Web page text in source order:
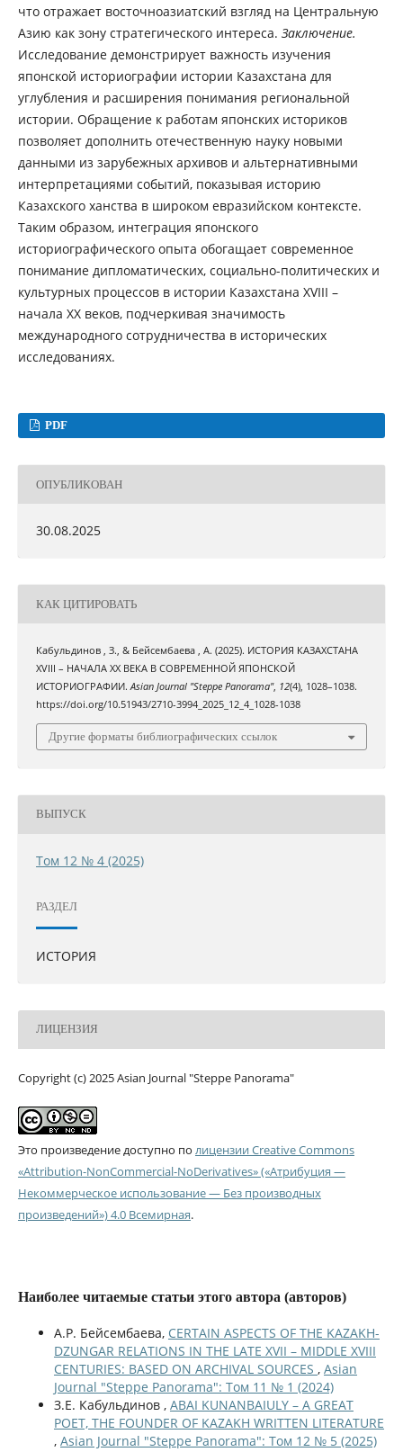
что отражает восточноазиатский взгляд на Центральную
Азию как зону стратегического интереса. Заключение.
Исследование демонстрирует важность изучения
японской историографии истории Казахстана для
углубления и расширения понимания региональной
истории. Обращение к работам японских историков
позволяет дополнить отечественную науку новыми
данными из зарубежных архивов и альтернативными
интерпретациями событий, показывая историю
Казахского ханства в широком евразийском контексте.
Таким образом, интеграция японского
историографического опыта обогащает современное
понимание дипломатических, социально-политических и
культурных процессов в истории Казахстана XVIII –
начала XX веков, подчеркивая значимость
международного сотрудничества в исторических
исследованиях.
PDF
ОПУБЛИКОВАН
30.08.2025
КАК ЦИТИРОВАТЬ
Кабульдинов , З., & Бейсембаева , А. (2025). ИСТОРИЯ КАЗАХСТАНА
XVIII – НАЧАЛА ХХ ВЕКА В СОВРЕМЕННОЙ ЯПОНСКОЙ
ИСТОРИОГРАФИИ.Asian Journal "Steppe Panorama", 12(4), 1028–1038.
https://doi.org/10.51943/2710-3994_2025_12_4_1028-1038
Другие форматы библиографических ссылок
ВЫПУСК
Том 12 № 4 (2025)
РАЗДЕЛ
ИСТОРИЯ
ЛИЦЕНЗИЯ
Copyright (c) 2025 Asian Journal "Steppe Panorama"
Это произведение доступно по лицензии Creative Commons
«Attribution-NonCommercial-NoDerivatives» («Атрибуция —
Некоммерческое использование — Без производных
произведений») 4.0 Всемирная.
Наиболее читаемые статьи этого автора (авторов)
А.Р. Бейсембаева, CERTAIN ASPECTS OF THE KAZAKH-
DZUNGAR RELATIONS IN THE LATE XVII – MIDDLE XVIII
CENTURIES: BASED ON ARCHIVAL SOURCES , Asian
Journal "Steppe Panorama": Том 11 № 1 (2024)
З.Е. Кабульдинов , ABAI KUNANBAIULY – A GREAT
POET, THE FOUNDER OF KAZAKH WRITTEN LITERATURE
, Asian Journal "Steppe Panorama": Том 12 № 5 (2025)